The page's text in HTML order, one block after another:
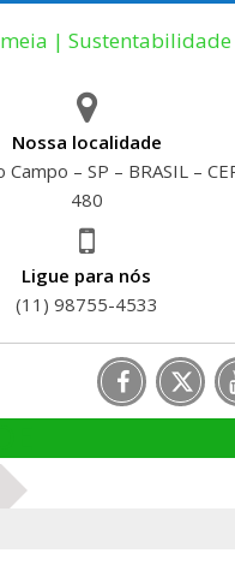
Nossa localidade
– SP – BRASIL –
480
Ligue para nós
(11) 98755-4533